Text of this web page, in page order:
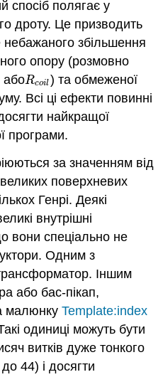
спосіб полягає у
дроту. Це призводить
збільшення
опору (розмовно
абоRcoil
Rcoil
) та обмеженої
Всі ці ефекти повинні
найкращої
програми.
за значенням від
поверхневих
Генрі. Деякі
внутрішні
вони спеціально не
Одним з
Іншим
або бас-пікап,
малюнкуTemplate:index
одиниці можуть бути
витків дуже тонкого
44) і досягти